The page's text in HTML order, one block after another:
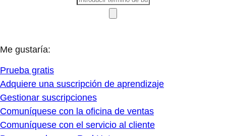
Me gustaría:
Prueba gratis
Adquiere una suscripción de aprendizaje
Gestionar suscripciones
Comuníquese con la oficina de ventas
Comuníquese con el servicio al cliente